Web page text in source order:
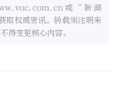
或“新湖
权威资讯。转载须注明来
得变更核心内容。